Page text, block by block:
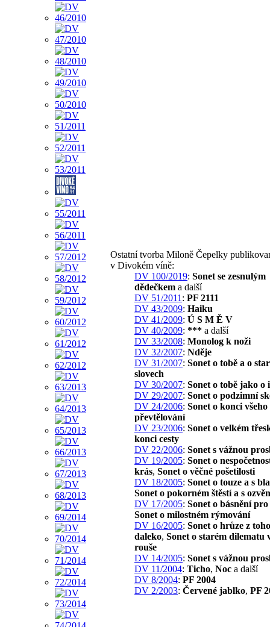
Ostatní tvorba Miloně Čepelky
v Divokém víně:
DV 100/2019: Sonet se zesnulým
dědečkem a další
DV 51/2011 : PF 2111
DV 43/2009: Haiku
DV 41/2009: Ú S M Ě V
DV 40/2009: *** a další
DV 33/2008: Monolog k noži
DV 32/2007: Nděje
DV 31/2007: Sonet o tobě a o
slovech
DV 30/2007: Sonet o tobě jako o
DV 29/2007: Sonet o podzimní
DV 24/2006: Sonet o konci všeho
převtělování
DV 23/2006: Sonet o velkém
konci cesty
DV 22/2006: Sonet s vážnou
DV 19/2005: Sonet o
krás, Sonet o věčné pošetilosti
DV 18/2005: Sonet o touze a s
Sonet o pokorném štěstí a s
DV 17/2005: Sonet o básnění pro
Sonet o milostném rýmování
DV 16/2005: Sonet o hrůze z
daleko, Sonet o starém dilematu
rouše
DV 14/2005: Sonet s vážnou
DV 11/2004: Ticho, Noc a další
DV 8/2004: PF 2004
DV 2/2003: Červené jablko, PF